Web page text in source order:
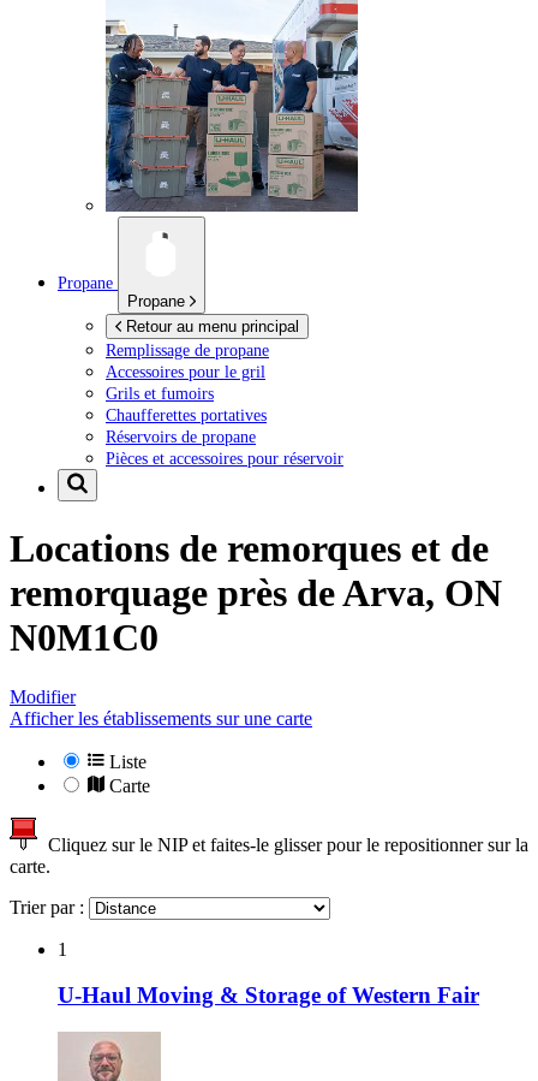
Propane
Propane
Retour au menu principal
Remplissage de propane
Accessoires pour le gril
Grils et fumoirs
Chaufferettes portatives
Réservoirs de propane
Pièces et accessoires pour réservoir
Locations de remorques et de
remorquage près deArva, ON
N0M1C0
Modifier
Afficher les établissements sur une carte
Liste
Carte
Cliquez sur le NIP et faites-le glisser pour le repositionner sur la
carte.
Trier par :
1
U-Haul Moving & Storage of Western Fair